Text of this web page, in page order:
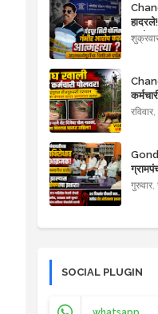
आरोप
SOCIAL PLUGIN